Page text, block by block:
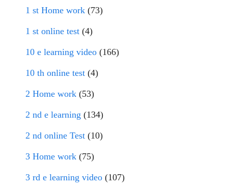
1 st Home work (73)
1 st online test (4)
10 e learning video (166)
10 th online test (4)
2 Home work (53)
2 nd e learning (134)
2 nd online Test (10)
3 Home work (75)
3 rd e learning video (107)